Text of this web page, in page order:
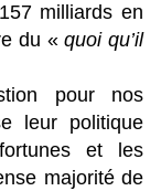
milliards en
du «quoi qu’il
pour nos
leur politique
et les
majorité de